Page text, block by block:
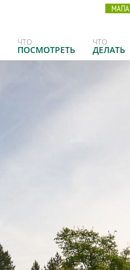
МАПА
ЧТО
ПОСМОТРЕТЬ
ЧТО
ДЕЛАТЬ